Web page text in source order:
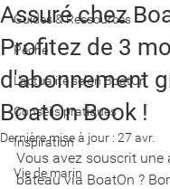
Guides & Ressources
Pêche
L'actualité selon BoatOn
Conseils pratiques
Inspiration
Vie de marin
Assuré chez
Profitez de 3
d'abonnement
BoatOn Book !
Dernière mise à jour : 27 avr.
Vous avez souscrit une
bateau via BoatOn ?